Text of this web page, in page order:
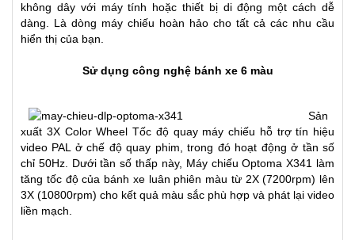
không dây với máy tính hoặc thiết bị di động một cách dễ
dàng. Là dòng máy chiếu hoàn hảo cho tất cả các nhu cầu
hiển thị của bạn.
Sử dụng công nghệ bánh xe 6 màu
Sản
xuất 3X Color Wheel Tốc độ quay máy chiếu hỗ trợ tín hiệu
video PAL ở chế độ quay phim, trong đó hoạt động ở tần số
chỉ 50Hz. Dưới tần số thấp này, Máy chiếu Optoma X341 làm
tăng tốc độ của bánh xe luân phiên màu từ 2X (7200rpm) lên
3X (10800rpm) cho kết quả màu sắc phù hợp và phát lại video
liền mạch.